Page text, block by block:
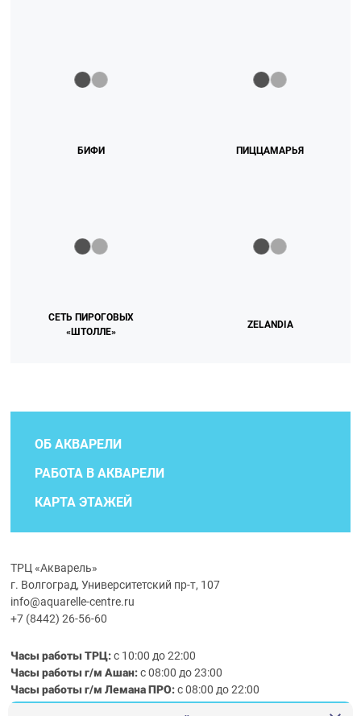
БИФИ ПИЦЦАМАРЬЯ
СЕТЬ ПИРОГОВЫХ
«ШТОЛЛЕ»
ZELANDIA
ОБ АКВАРЕЛИ
РАБОТА В АКВАРЕЛИ
КАРТА ЭТАЖЕЙ
ТРЦ «Акварель»
г. Волгоград, Университетский пр-т, 107
info@aquarelle-centre.ru
+7 (8442) 26-56-60
Часы работы ТРЦ:с 10:00 до 22:00
Часы работы г/м Ашан:с 08:00 до 23:00
Часы работыг/мЛемана ПРО:с 08:00 до 22:00